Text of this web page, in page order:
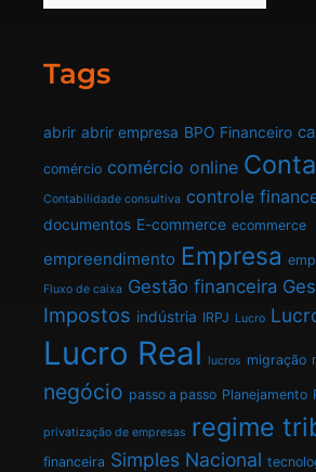
Tags
abrir abrir empresa BPO Financeiro
comércio comércio online
Contabilidade consultiva controle
documentos E-commerce ecommerce
empreendimento Empresa
Fluxo de caixa Gestão financeira
Impostos indústria IRPJ Lucro
Lucro Real lucros migração
negócio passo a passo Planejamento
privatização de empresas regime
financeira Simples Nacional